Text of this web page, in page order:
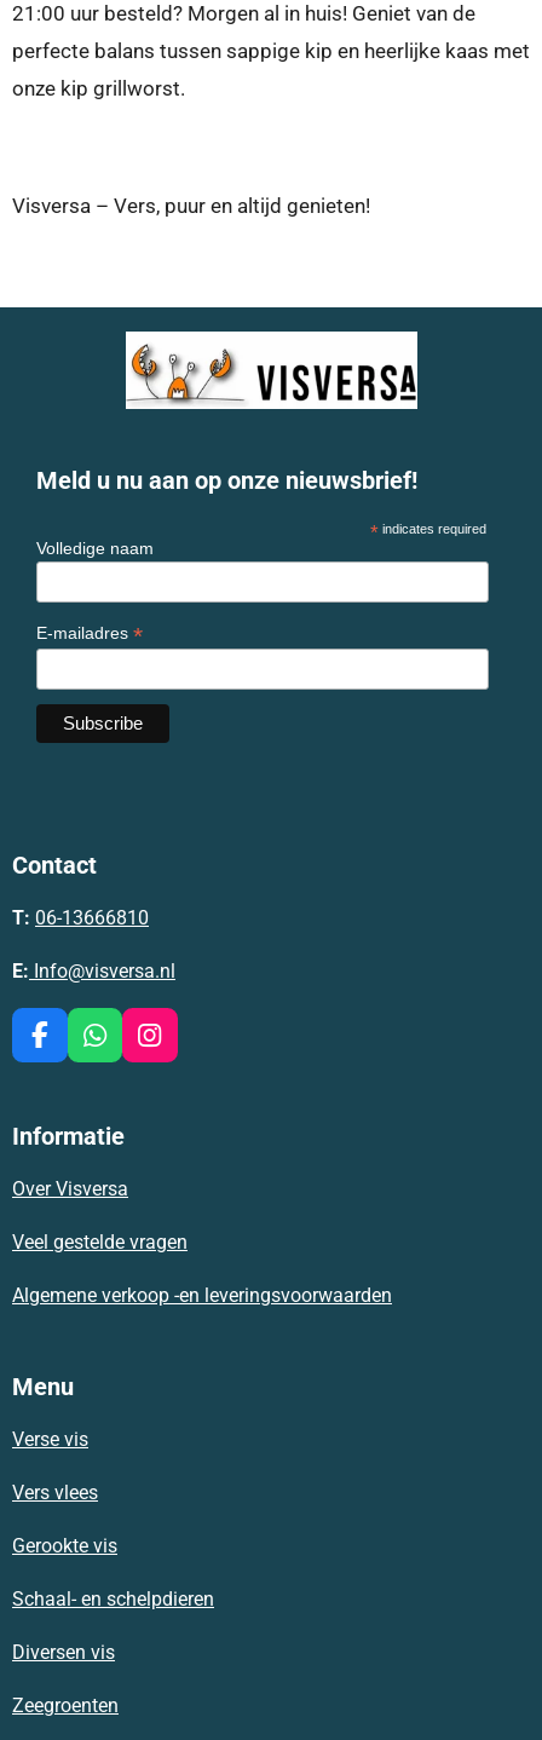
21:00 uur besteld? Morgen al in huis! Geniet van de
perfecte balans tussen sappige kip en heerlijke kaas met
onze kip grillworst.
Visversa – Vers, puur en altijd genieten!
Meld u nu aan op onze nieuwsbrief!
* indicates required
Volledige naam
E-mailadres *
Contact
T: 06-13666810
E: Info@visversa.nl
F
a
b
o
W
h
s
p
I
n
m
Informatie
Over Visversa
Veel gestelde vragen
Algemene verkoop -en leveringsvoorwaarden
Menu
Verse vis
Vers vlees
Gerookte vis
Schaal- en schelpdieren
Diversen vis
Zeegroenten